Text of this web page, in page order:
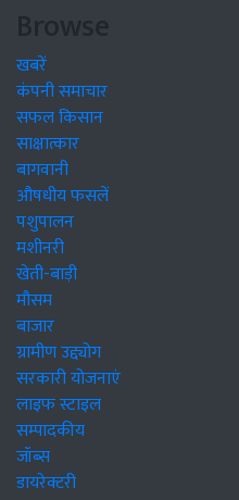
Browse
खबरें
कंपनी समाचार
सफल किसान
साक्षात्कार
बागवानी
औषधीय फसलें
पशुपालन
मशीनरी
खेती-बाड़ी
मौसम
बाजार
ग्रामीण उद्द्योग
सरकारी योजनाएं
लाइफ स्टाइल
सम्पादकीय
जॉब्स
डायरेक्टरी